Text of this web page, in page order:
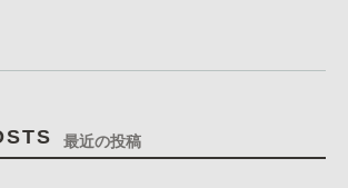
最近の投稿